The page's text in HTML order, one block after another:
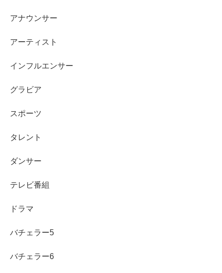
まとめ
のメンバー
担当カラーは
ます。
不安」や「同じスピードで進むことへの不安」が語
丁寧に伝えられました。
ど幅広く活動しています。
アナウンサー
アーティスト
インフルエンサー
グラビア
スポーツ
タレント
ダンサー
テレビ番組
ドラマ
バチェラー5
バチェラー6